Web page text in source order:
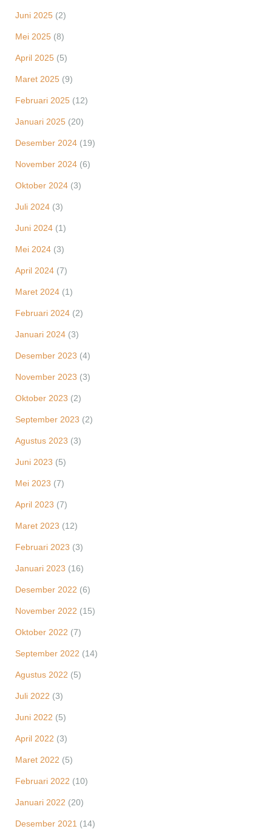
Juni 2025 (2)
Mei 2025 (8)
April 2025 (5)
Maret 2025 (9)
Februari 2025 (12)
Januari 2025 (20)
Desember 2024 (19)
November 2024 (6)
Oktober 2024 (3)
Juli 2024 (3)
Juni 2024 (1)
Mei 2024 (3)
April 2024 (7)
Maret 2024 (1)
Februari 2024 (2)
Januari 2024 (3)
Desember 2023 (4)
November 2023 (3)
Oktober 2023 (2)
September 2023 (2)
Agustus 2023 (3)
Juni 2023 (5)
Mei 2023 (7)
April 2023 (7)
Maret 2023 (12)
Februari 2023 (3)
Januari 2023 (16)
Desember 2022 (6)
November 2022 (15)
Oktober 2022 (7)
September 2022 (14)
Agustus 2022 (5)
Juli 2022 (3)
Juni 2022 (5)
April 2022 (3)
Maret 2022 (5)
Februari 2022 (10)
Januari 2022 (20)
Desember 2021 (14)